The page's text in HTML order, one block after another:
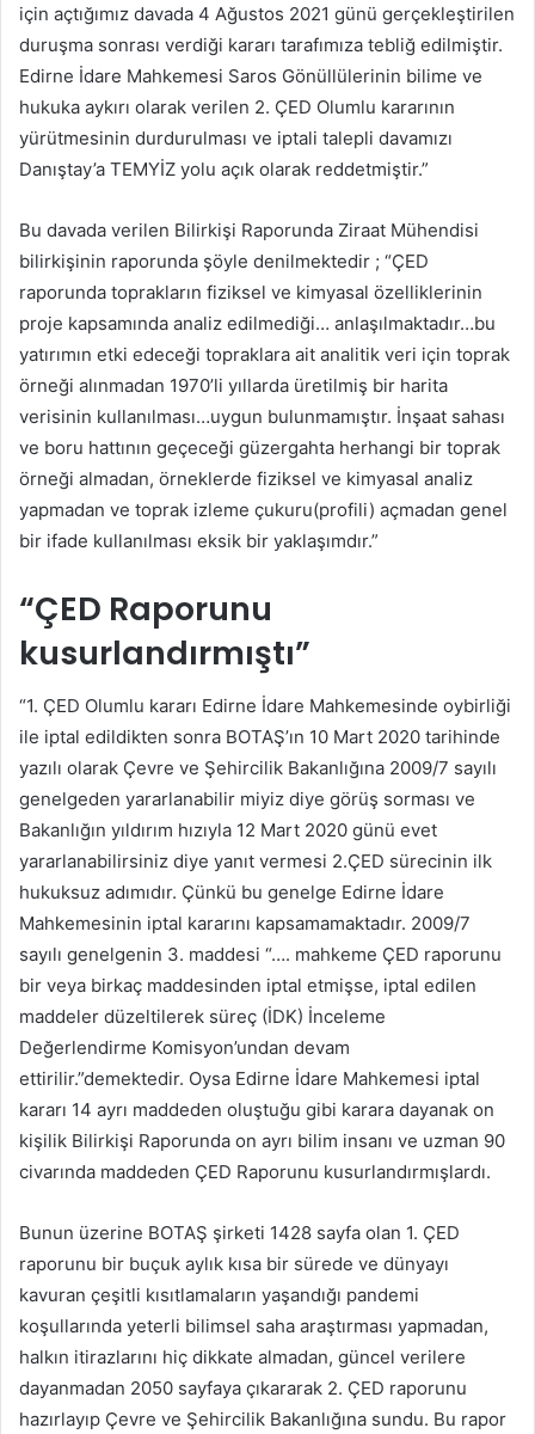
için açtığımız davada 4 Ağustos 2021 günü gerçekleştirilen
duruşma sonrası verdiği kararı tarafımıza tebliğ edilmiştir.
Edirne İdare Mahkemesi Saros Gönüllülerinin bilime ve
hukuka aykırı olarak verilen 2. ÇED Olumlu kararının
yürütmesinin durdurulması ve iptali talepli davamızı
Danıştay’a TEMYİZ yolu açık olarak reddetmiştir.”
Bu davada verilen Bilirkişi Raporunda Ziraat Mühendisi
bilirkişinin raporunda şöyle denilmektedir ; “ÇED
raporunda toprakların fiziksel ve kimyasal özelliklerinin
proje kapsamında analiz edilmediği… anlaşılmaktadır…bu
yatırımın etki edeceği topraklara ait analitik veri için toprak
örneği alınmadan 1970’li yıllarda üretilmiş bir harita
verisinin kullanılması…uygun bulunmamıştır. İnşaat sahası
ve boru hattının geçeceği güzergahta herhangi bir toprak
örneği almadan, örneklerde fiziksel ve kimyasal analiz
yapmadan ve toprak izleme çukuru(profili) açmadan genel
bir ifade kullanılması eksik bir yaklaşımdır.”
“ÇED Raporunu
kusurlandırmıştı”
“1. ÇED Olumlu kararı Edirne İdare Mahkemesinde oybirliği
ile iptal edildikten sonra BOTAŞ’ın 10 Mart 2020 tarihinde
yazılı olarak Çevre ve Şehircilik Bakanlığına 2009/7 sayılı
genelgeden yararlanabilir miyiz diye görüş sorması ve
Bakanlığın yıldırım hızıyla 12 Mart 2020 günü evet
yararlanabilirsiniz diye yanıt vermesi 2.ÇED sürecinin ilk
hukuksuz adımıdır. Çünkü bu genelge Edirne İdare
Mahkemesinin iptal kararını kapsamamaktadır. 2009/7
sayılı genelgenin 3. maddesi “…. mahkeme ÇED raporunu
bir veya birkaç maddesinden iptal etmişse, iptal edilen
maddeler düzeltilerek süreç (İDK) İnceleme
Değerlendirme Komisyon’undan devam
ettirilir.”demektedir. Oysa Edirne İdare Mahkemesi iptal
kararı 14 ayrı maddeden oluştuğu gibi karara dayanak on
kişilik Bilirkişi Raporunda on ayrı bilim insanı ve uzman 90
civarında maddeden ÇED Raporunu kusurlandırmışlardı.
Bunun üzerine BOTAŞ şirketi 1428 sayfa olan 1. ÇED
raporunu bir buçuk aylık kısa bir sürede ve dünyayı
kavuran çeşitli kısıtlamaların yaşandığı pandemi
koşullarında yeterli bilimsel saha araştırması yapmadan,
halkın itirazlarını hiç dikkate almadan, güncel verilere
dayanmadan 2050 sayfaya çıkararak 2. ÇED raporunu
hazırlayıp Çevre ve Şehircilik Bakanlığına sundu. Bu rapor